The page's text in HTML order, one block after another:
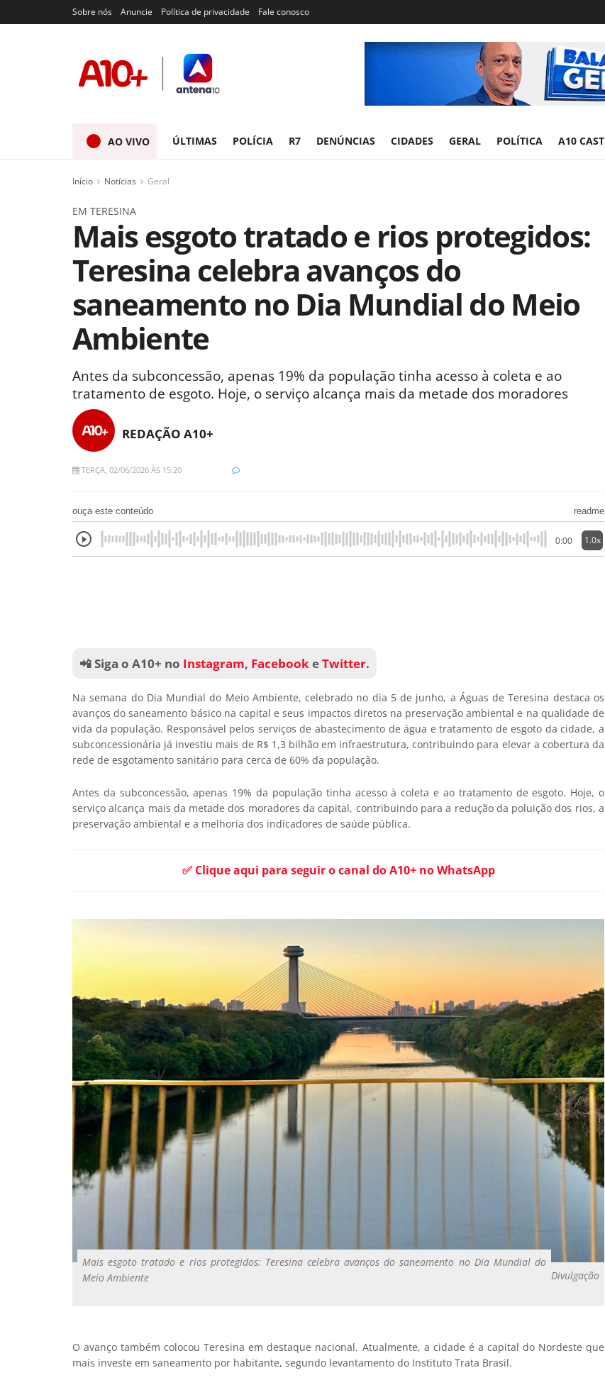
Sobre nós Anuncie Política de privacidade Fale conosco
AO VIVO ÚLTIMAS POLÍCIA R7 DENÚNCIAS CIDADES GERAL POLÍTICA A10 CAST
Início Notícias Geral
EM TERESINA
Mais esgoto tratado e rios protegidos:
Teresina celebra avanços do
saneamento no Dia Mundial do Meio
Ambiente
Antes da subconcessão, apenas 19% da população tinha acesso à coleta e ao
tratamento de esgoto. Hoje, o serviço alcança mais da metade dos moradores
REDAÇÃO A10+
TERÇA, 02/06/2026 ÀS 15:20
ouça este conteúdo readme
0:00 1.0x
📲 Siga o A10+ no Instagram, FacebookeTwitter.
Na semana do Dia Mundial do Meio Ambiente, celebrado no dia 5 de junho, a Águas de Teresina destaca os
avanços do saneamento básico na capital e seus impactos diretos na preservação ambiental e na qualidade de
vida da população. Responsável pelos serviços de abastecimento de água e tratamento de esgoto da cidade, a
subconcessionária já investiu mais de R$ 1,3 bilhão em infraestrutura, contribuindo para elevar a cobertura da
rede de esgotamento sanitário para cerca de 60% da população.
Antes da subconcessão, apenas 19% da população tinha acesso à coleta e ao tratamento de esgoto. Hoje, o
serviço alcança mais da metade dos moradores da capital, contribuindo para a redução da poluição dos rios, a
preservação ambiental e a melhoria dos indicadores de saúde pública.
✅ Clique aqui para seguir o canal do A10+ no WhatsApp
Mais esgoto tratado e rios protegidos: Teresina celebra avanços do saneamento no Dia Mundial do
Meio Ambiente
Divulgação
O avanço também colocou Teresina em destaque nacional. Atualmente, a cidade é a capital do Nordeste que
mais investe em saneamento por habitante, segundo levantamento do Instituto Trata Brasil.